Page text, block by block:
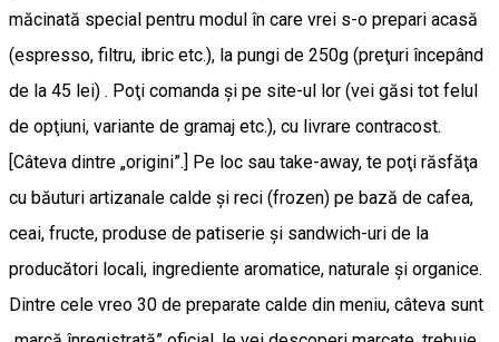
măcinată special pentru modul în care vrei s-o prepari acasă
(espresso, filtru, ibric etc.), la pungi de 250g (preţuri începând
de la 45 lei) . Poţi comanda şi pe site-ul lor (vei găsi tot felul
de opţiuni, variante de gramaj etc.), cu livrare contracost.
[Câteva dintre „origini”.] Pe loc sau take-away, te poţi răsfăţa
cu băuturi artizanale calde şi reci (frozen) pe bază de cafea,
ceai, fructe, produse de patiserie și sandwich-uri de la
producători locali, ingrediente aromatice, naturale și organice.
Dintre cele vreo 30 de preparate calde din meniu, câteva sunt